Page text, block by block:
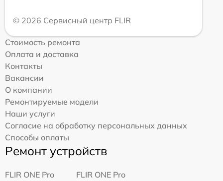
© 2026 Сервисный центр FLIR
Стоимость ремонта
Оплата и доставка
Контакты
Вакансии
О компании
Ремонтируемые модели
Наши услуги
Согласие на обработку персональных данных
Способы оплаты
Ремонт устройств
FLIR ONE Pro
FLIR ONE Pro